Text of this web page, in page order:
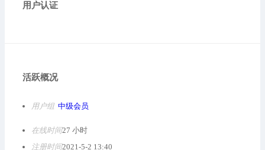
用户认证
活跃概况
用户组 中级会员
在线时间27 小时
注册时间2021-5-2 13:40